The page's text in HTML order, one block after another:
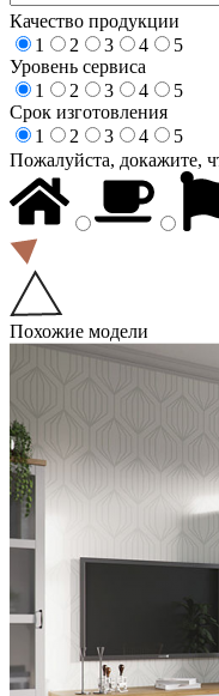
Качество продукции
1
2 3 4
5
Уровень сервиса
1
2 3 4
5
Срок изготовления
1
2 3 4
5
Пожалуйста, докажите,
Похожие модели